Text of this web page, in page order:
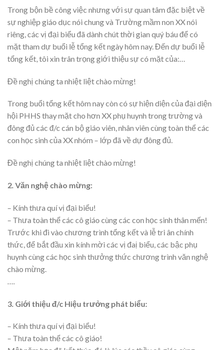
Trong bộn bề công việc nhưng với sự quan tâm đặc biệt về
sự nghiệp giáo dục nói chung và Trường mầm non XX nói
riêng, các vị đại biểu đã dành chút thời gian quý báu để có
mặt tham dự buổi lễ tổng kết ngày hôm nay. Đến dự buổi lễ
tổng kết, tôi xin trân trọng giới thiệu sự có mặt của:…
Đề nghị chúng ta nhiệt liệt chào mừng!
Trong buổi tổng kết hôm nay còn có sự hiện diện của đại diện
hội PHHS thay mặt cho hơn XX phụ huynh trong trường và
đông đủ các đ/c cán bộ giáo viên, nhân viên cùng toàn thể các
con học sinh của XX nhóm – lớp đã về dự đông đủ.
Đề nghị chúng ta nhiệt liệt chào mừng!
2. Văn nghệ chào mừng:
– Kính thưa quí vị đại biểu!
– Thưa toàn thể các cô giáo cùng các con học sinh thân mến!
Trước khi đi vào chương trình tổng kết và lễ tri ân chính
thức, để bắt đầu xin kính mời các vị đaị biểu, các bậc phụ
huynh cùng các học sinh thưởng thức chương trình văn nghệ
chào mừng.
3. Giới thiệu đ/c Hiệu trưởng phát biểu:
– Kính thưa quí vị đại biểu!
– Thưa toàn thể các cô giáo!